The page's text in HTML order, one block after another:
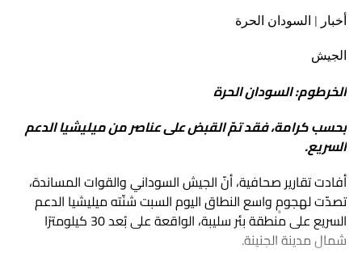
– السودان الحرة
كامل إدريس يكشف عن تفاصيل لقاء مهم – السودان
أخبار | السودان الحرة
الجيش
الخرطوم: السودان الحرة
بحسب كرامة، فقد تمّ القبض على عناصر من ميليشيا الدعم
السريع.
أفادت تقارير صحافية، أنّ الجيش السوداني والقوات المساندة،
تصدّت لهجومٍ واسع النطاق اليوم السبت شنّته ميليشيا الدعم
السريع على منطقة بئر سليبة، الواقعة على بُعد 30 كيلومترًا
شمال مدينة الجنينة.